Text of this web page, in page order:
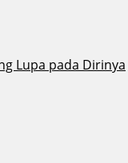
Lupa pada Dirinya